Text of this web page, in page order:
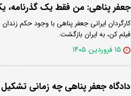
جعفر پناهی: من فقط یک گذرنامه،
کارگردان ایرانی جعفر پناهی با وجود حکم
فیلم کن، به ایران بازگشت.
۱۵ فروردین ۱۴۰۵
دادگاه جعفر پناهی چه زمانی